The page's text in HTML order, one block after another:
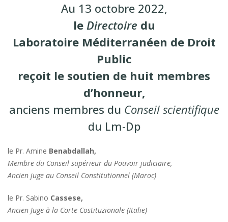
Au 13 octobre 2022,
le Directoire du
Laboratoire Méditerranéen de Droit
Public
reçoit le soutien de huit membres
d’honneur,
anciens membres du Conseil scientifique
du Lm-Dp
le Pr. Amine Benabdallah,
Membre du Conseil supérieur du Pouvoir judiciaire,
Ancien juge au Conseil Constitutionnel (Maroc)
le Pr. Sabino Cassese,
Ancien Juge à la Corte Costituzionale (Italie)